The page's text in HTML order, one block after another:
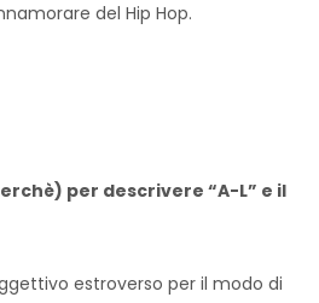
del Hip Hop.
per descrivere “A-L” e il
estroverso per il modo di